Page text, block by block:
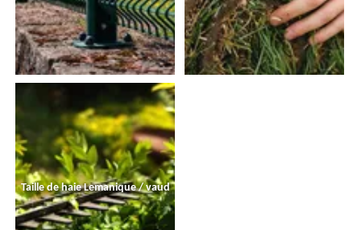
Taille de haie Lemanique / vaud